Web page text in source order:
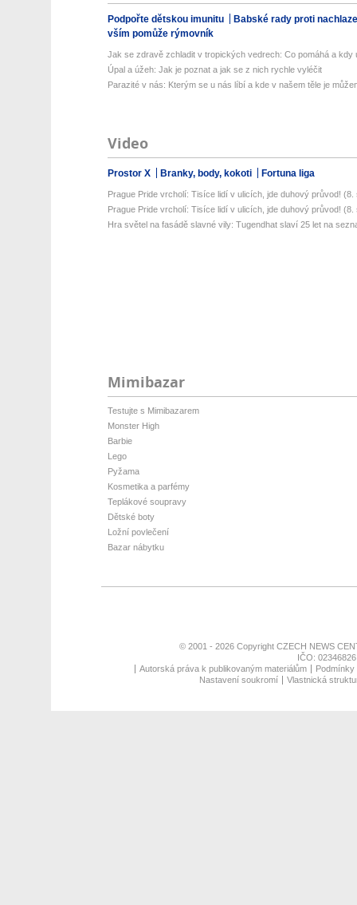
Podpořte dětskou imunitu
Babské rady proti
vším pomůže rýmovník
Jak se zdravě zchladit v tropických vedrech: Co pomáhá a kdy
Úpal a úžeh: Jak je poznat a jak se z nich rychle vyléčit
Parazité v nás: Kterým se u nás líbí a kde v našem těle je
Video
Prostor X Branky, body, kokoti Fortuna liga
Prague Pride vrcholí: Tisíce lidí v ulicích, jde duhový průvod! (8.
Prague Pride vrcholí: Tisíce lidí v ulicích, jde duhový průvod! (8.
Hra světel na fasádě slavné vily: Tugendhat slaví 25 let na
Mimibazar
Testujte s Mimibazarem
Monster High
Barbie
Lego
Pyžama
Kosmetika a parfémy
Teplákové soupravy
Dětské boty
Ložní povlečení
Bazar nábytku
© 2001 - 2026 Copyright CZECH NEWS
IČO:
Autorská práva k publikovaným materiálům
Nastavení soukromí
Vlastnická